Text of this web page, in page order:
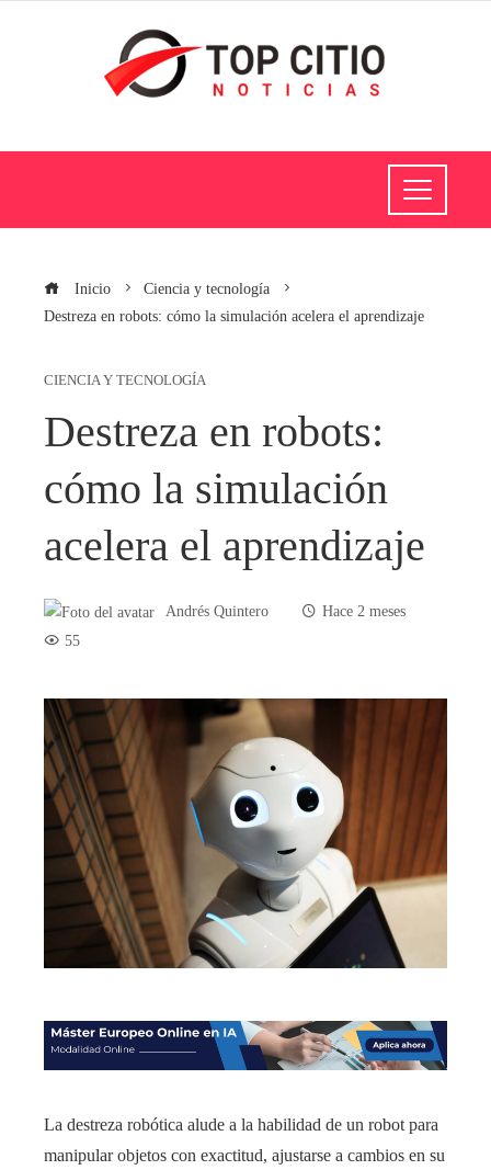
Inicio
Ciencia y tecnología
Destreza en robots: cómo la simulación acelera el aprendizaje
CIENCIA Y TECNOLOGÍA
Destreza en robots:
cómo la simulación
acelera el aprendizaje
Andrés Quintero
Hace 2 meses
55
La destreza robótica alude a la habilidad de un robot para
manipular objetos con exactitud, ajustarse a cambios en su